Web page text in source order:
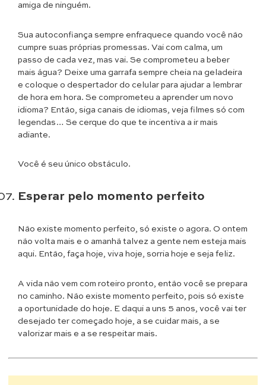
amiga de ninguém.
Sua autoconfiança sempre enfraquece quando você não
cumpre suas próprias promessas. Vai com calma, um
passo de cada vez, mas vai. Se comprometeu a beber
mais água? Deixe uma garrafa sempre cheia na geladeira
e coloque o despertador do celular para ajudar a lembrar
de hora em hora. Se comprometeu a aprender um novo
idioma? Então, siga canais de idiomas, veja filmes só com
legendas… Se cerque do que te incentiva a ir mais
adiante.
Você é seu único obstáculo.
Esperar pelo momento perfeito
Não existe momento perfeito, só existe o agora. O ontem
não volta mais e o amanhã talvez a gente nem esteja mais
aqui. Então, faça hoje, viva hoje, sorria hoje e seja feliz.
A vida não vem com roteiro pronto, então você se prepara
no caminho. Não existe momento perfeito, pois só existe
a oportunidade do hoje. E daqui a uns 5 anos, você vai ter
desejado ter começado hoje, a se cuidar mais, a se
valorizar mais e a se respeitar mais.